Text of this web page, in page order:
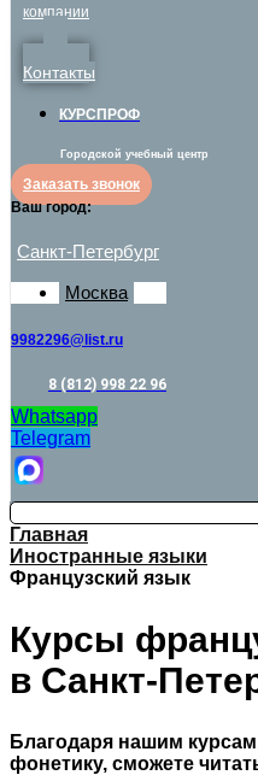
компании
Контакты
КУРСПРОФ
Городской учебный центр
Заказать звонок
Ваш город:
Санкт-Петербург
Москва
9982296@list.ru
8 (812) 998 22 96
Whatsapp
Telegram
Главная
Иностранные языки
Французский язык
Курсы
в Санкт-
Благодаря нашим
фонетику, сможете